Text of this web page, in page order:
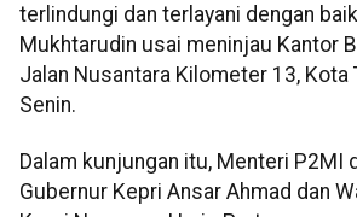
terlindungi dan terlayani dengan
Mukhtarudin usai meninjau Kantor
Jalan Nusantara Kilometer 13, Kota
Senin.
Dalam kunjungan itu, Menteri P2MI
Gubernur Kepri Ansar Ahmad dan